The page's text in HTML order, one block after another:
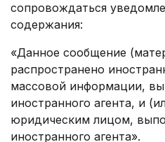
сопровождаться
содержания:
«Данное сообщение
распространено
массовой информации,
иностранного агента, и
юридическим лицом,
иностранного агента».​​